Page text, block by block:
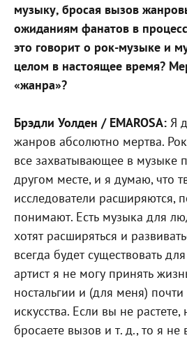
музыку, бросая вызов
ожиданиям фанатов в
это говорит о рок-музыке и
целом в настоящее время?
«жанра»?
Брэдли Уолден / EMAROSA: Я
жанров абсолютно мертва.
все захватывающее в музыке
другом месте, и я думаю, что
исследователи расширяются,
понимают. Есть музыка для
хотят расширяться и
всегда будет существовать
артист я не могу принять
ностальгии и (для меня)
искусства. Если вы не
бросаете вызов и т. д., то я